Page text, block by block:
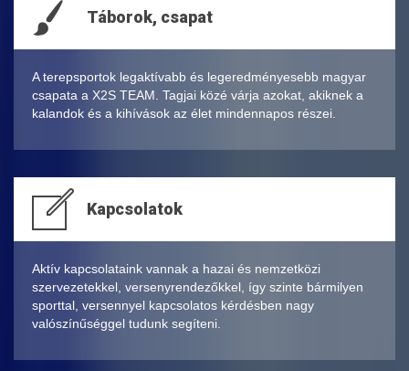
Táborok, csapat
A terepsportok legaktívabb és legeredményesebb magyar
csapata a X2S TEAM. Tagjai közé várja azokat, akiknek a
kalandok és a kihívások az élet mindennapos részei.
Kapcsolatok
Aktív kapcsolataink vannak a hazai és nemzetközi
szervezetekkel, versenyrendezőkkel, így szinte bármilyen
sporttal, versennyel kapcsolatos kérdésben nagy
valószínűséggel tudunk segíteni.